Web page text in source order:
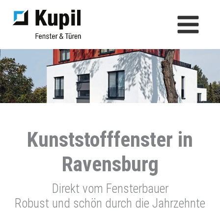
springen
Kunststofffenster in
Ravensburg
Direkt vom Fensterbauer
Robust und schön durch die Jahrzehnte